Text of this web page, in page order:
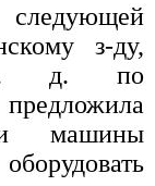
з-ду,
ж. д. по
машины